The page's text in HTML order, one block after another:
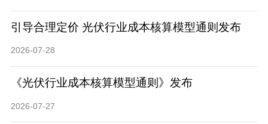
引导合理定价 光伏行业成本核算模型通则发布
2026-07-28
《光伏行业成本核算模型通则》发布
2026-07-27